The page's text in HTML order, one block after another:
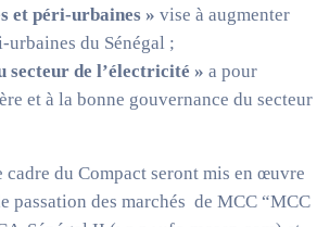
et péri-urbaines » vise à augmenter
du Sénégal ;
secteur de l’électricité » a pour
et à la bonne gouvernance du secteur
du Compact seront mis en œuvre
passation des marchés de MCC “MCC